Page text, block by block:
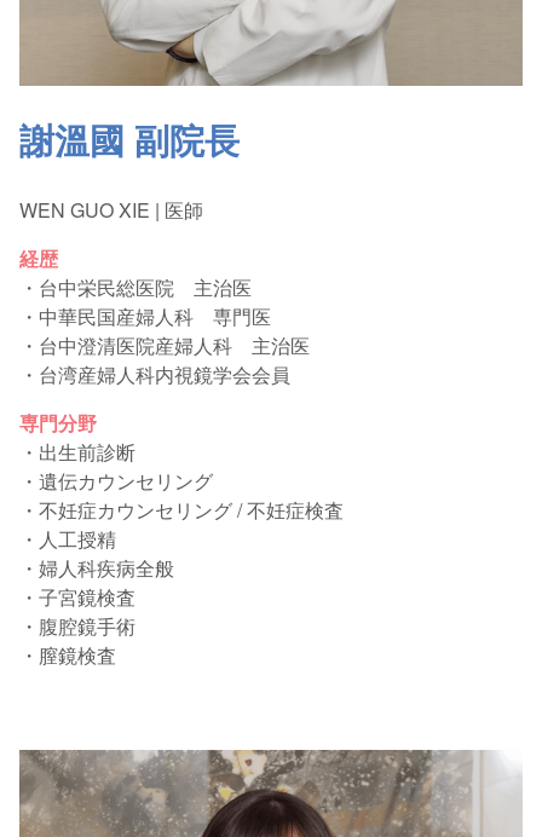
謝溫國 副院長
WEN GUO XIE | 医師
経歴
・台中栄民総医院 主治医
・中華民国産婦人科 専門医
・台中澄清医院産婦人科 主治医
・台湾産婦人科内視鏡学会会員
専門分野
・出生前診断
・遺伝カウンセリング
・不妊症カウンセリング / 不妊症検査
・人工授精
・婦人科疾病全般
・子宮鏡検査
・腹腔鏡手術
・膣鏡検査